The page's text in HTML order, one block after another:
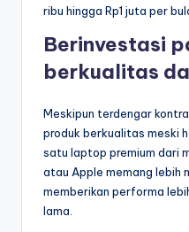
ribu hingga Rp1 juta per
Berinvestasi
berkualitas
Meskipun terdengar
produk berkualitas meski
satu laptop premium dari
atau Apple memang lebih
memberikan performa
lama.